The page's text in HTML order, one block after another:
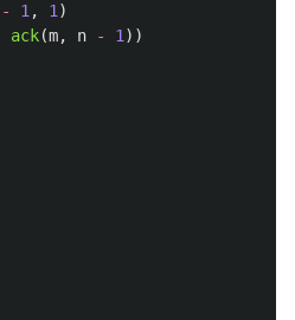
- 1 , 1 )
ack(m, n - 1 ))